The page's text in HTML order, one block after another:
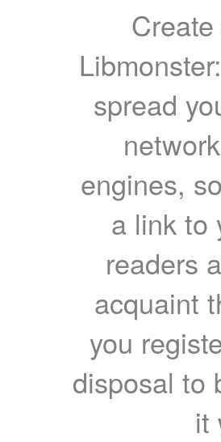
spread
engines,
a link to
readers
acquaint
you
disposal to
it